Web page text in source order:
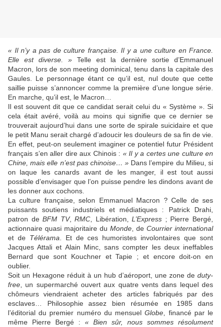
« Il n’y a pas de culture française. Il y a une culture en France.
Elle est diverse. » Telle est la dernière sortie d’Emmanuel
Macron, lors de son meeting dominical, tenu dans la capitale des
Gaules. Le personnage étant ce qu’il est, nul doute que cette
saillie puisse s’annoncer comme la première d’une longue série.
En marche, qu’il est, le Macron…
Il est souvent dit que ce candidat serait celui du « Système ». Si
cela était avéré, voilà au moins qui signifie que ce dernier se
trouverait aujourd’hui dans une sorte de spirale suicidaire et que
le petit Manu serait chargé d’adoucir les douleurs de sa fin de vie.
En effet, peut-on seulement imaginer ce potentiel futur Président
français s’en aller dire aux Chinois : « Il y a certes une culture en
Chine, mais elle n’est pas chinoise… » Dans l’empire du Milieu, si
on laque les canards avant de les manger, il est tout aussi
possible d’envisager que l’on puisse pendre les dindons avant de
les donner aux cochons.
La culture française, selon Emmanuel Macron ? Celle de ses
puissants soutiens industriels et médiatiques : Patrick Drahi,
patron deBFM TV,RMC , Libération,L’Express ; Pierre Bergé,
actionnaire quasi majoritaire du Monde , de Courrier international
et de Télérama . Et de ces humoristes involontaires que sont
Jacques Attali et Alain Minc, sans compter les deux ineffables
Bernard que sont Kouchner et Tapie ; et encore doit-on en
oublier.
Soit un Hexagone réduit à un hub d’aéroport, une zone de duty-
free , un supermarché ouvert aux quatre vents dans lequel des
chômeurs viendraient acheter des articles fabriqués par des
esclaves… Philosophie assez bien résumée en 1985 dans
l’éditorial du premier numéro du mensuelGlobe , financé par le
même Pierre Bergé : « Bien sûr, nous sommes résolument